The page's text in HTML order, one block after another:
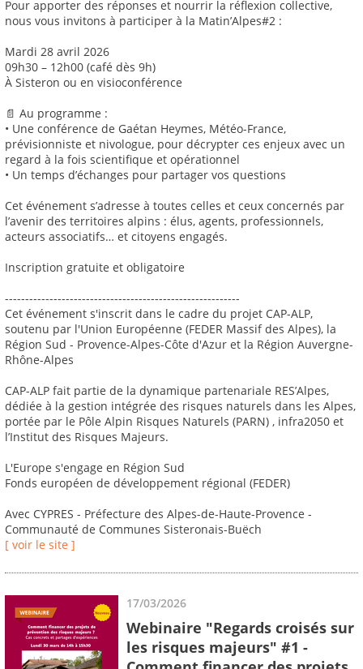
Pour apporter des réponses et nourrir la réflexion collective,
nous vous invitons à participer à la Matin’Alpes#2 :
Mardi 28 avril 2026
09h30 – 12h00 (café dès 9h)
À Sisteron ou en visioconférence
📄 Au programme :
• Une conférence de Gaétan Heymes, Météo-France,
prévisionniste et nivologue, pour décrypter ces enjeux avec un
regard à la fois scientifique et opérationnel
• Un temps d’échanges pour partager vos questions
Cet événement s’adresse à toutes celles et ceux concernés par
l’avenir des territoires alpins : élus, agents, professionnels,
acteurs associatifs… et citoyens engagés.
Inscription gratuite et obligatoire
----------------------------------------------------------
Cet événement s'inscrit dans le cadre du projet CAP-ALP,
soutenu par l'Union Européenne (FEDER Massif des Alpes), la
Région Sud - Provence-Alpes-Côte d'Azur et la Région Auvergne-
Rhône-Alpes
CAP-ALP fait partie de la dynamique partenariale RES’Alpes,
dédiée à la gestion intégrée des risques naturels dans les Alpes,
portée par le Pôle Alpin Risques Naturels (PARN) , infra2050 et
l’Institut des Risques Majeurs.
L'Europe s'engage en Région Sud
Fonds européen de développement régional (FEDER)
Avec CYPRES - Préfecture des Alpes-de-Haute-Provence -
Communauté de Communes Sisteronais-Buëch
[ voir le site ]
17/03/2026
Webinaire "Regards croisés sur
les risques majeurs" #1 -